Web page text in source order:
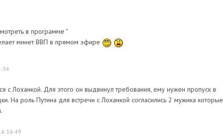
в программе "
минет ВВП в прямом эфире
с Лоханкой. Для этого он выдвинул требования, ему нужен пропуск в
На роль Путина для встречи с Лоханкой согласились 2 мужика которые
16:49